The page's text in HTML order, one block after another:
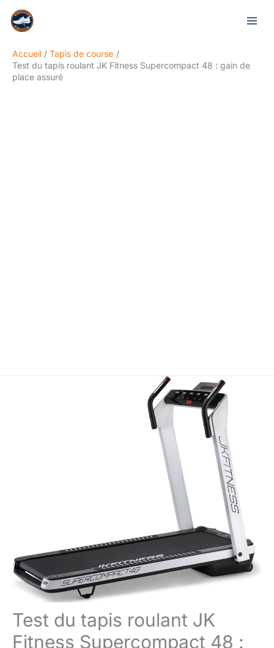
Accueil
Tapis de course
Test du tapis roulant JK Fitness Supercompact 48 : gain de
place assuré
Test du tapis roulant JK
Fitness Supercompact 48 :
Rechercher